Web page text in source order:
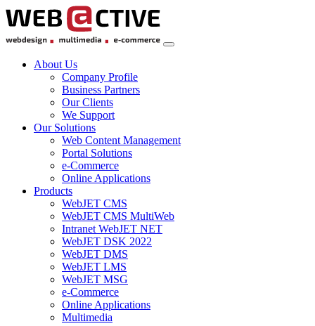
About Us
Company Profile
Business Partners
Our Clients
We Support
Our Solutions
Web Content Management
Portal Solutions
e-Commerce
Online Applications
Products
WebJET CMS
WebJET CMS MultiWeb
Intranet WebJET NET
WebJET DSK 2022
WebJET DMS
WebJET LMS
WebJET MSG
e-Commerce
Online Applications
Multimedia